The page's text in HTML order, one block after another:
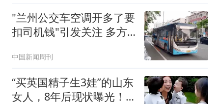
"兰州公交车空调开多了要
扣司机钱"引发关注 多方
中国新闻周刊
“买英国精子生3娃”的山东
女人，8年后现状曝光！